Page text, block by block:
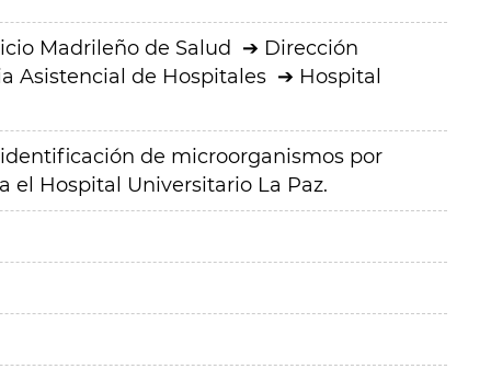
Madrileño de Salud
Dirección
Asistencial de Hospitales
Hospital
de microorganismos por
el Hospital Universitario La Paz.